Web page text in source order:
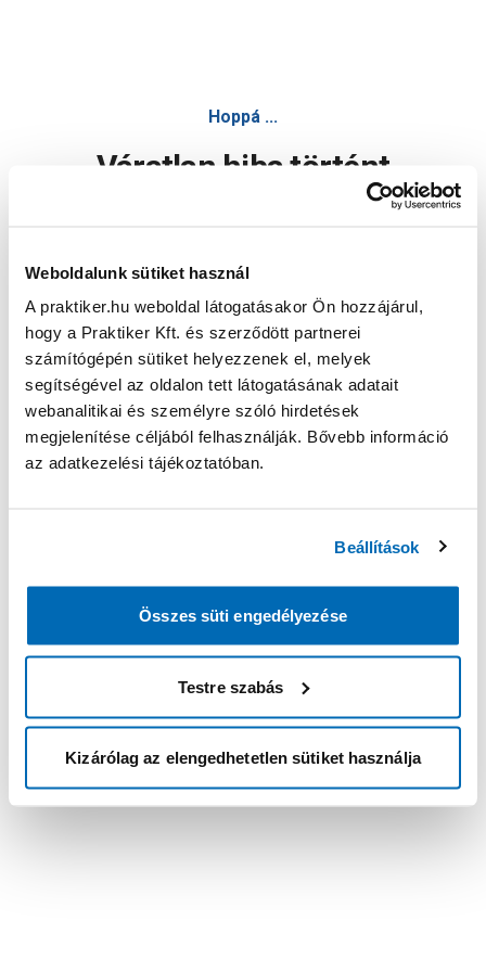
Weboldalunk sütiket használ
A praktiker.hu weboldal látogatásakor Ön hozzájárul,
hogy a Praktiker Kft. és szerződött partnerei
számítógépén sütiket helyezzenek el, melyek
segítségével az oldalon tett látogatásának adatait
webanalitikai és személyre szóló hirdetések
megjelenítése céljából felhasználják. Bővebb információ
az adatkezelési tájékoztatóban.
Beállítások
Összes süti engedélyezése
Testre szabás
Kizárólag az elengedhetetlen sütiket használja
Hoppá ...
Váratlan hiba történt
Oldal újratöltése